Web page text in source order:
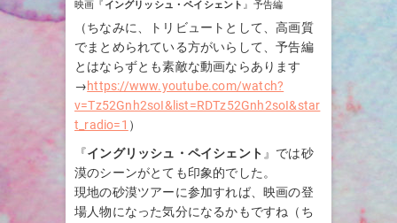
映画『 イングリッシュ・ペイシェント 』予告編
（ちなみに、トリビュートとして、高画質
でまとめられている方がいらして、予告編
とはならずとも素敵な動画ならあります
→https://www.youtube.com/watch?
v=Tz52Gnh2soI&list=RDTz52Gnh2soI&star
t_radio=1 ）
『イングリッシュ・ペイシェント 』では砂
漠のシーンがとても印象的でした。
現地の砂漠ツアーに参加すれば、映画の登
場人物になった気分になるかもですね（ち